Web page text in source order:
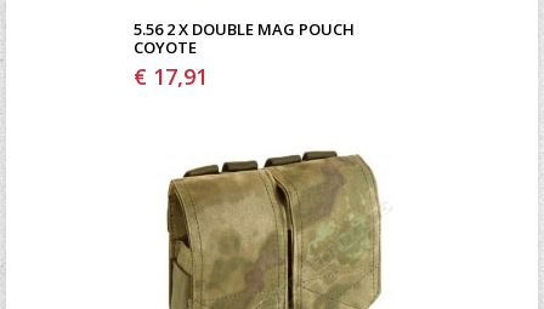
5.56 2 X DOUBLE MAG POUCH
COYOTE
€ 17,91